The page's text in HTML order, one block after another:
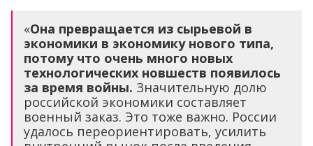
«Она превращается из сырьевой в
экономики в экономику нового типа,
потому что очень много новых
технологических новшеств появилось
за время войны. Значительную долю
российской экономики составляет
военный заказ. Это тоже важно. России
удалось переориентировать, усилить